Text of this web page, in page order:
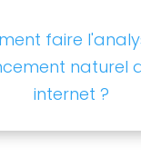
faire
naturel
internet ?